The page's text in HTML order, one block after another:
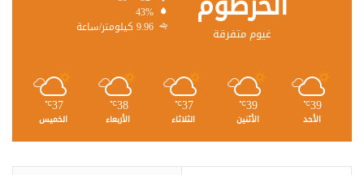
غيوم متفرقة
43%
9.96 كيلومتر/ساعة
39
℃
الأحد
39
℃
الأثنين
37
℃
الثلاثاء
38
℃
الأربعاء
37
℃
الخميس